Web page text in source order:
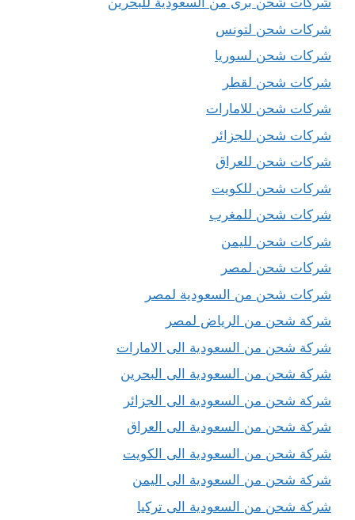
شركات شحن لتونس
شركات شحن لسوريا
شركات شحن لقطر
شركات شحن للامارات
شركات شحن للجزائر
شركات شحن للعراق
شركات شحن للكويت
شركات شحن للمغرب
شركات شحن لليمن
شركات شحن لمصر
شركات شحن من السعودية لمصر
شركة شحن من الرياض لمصر
شركة شحن من السعودية الى الامارات
شركة شحن من السعودية الى البحرين
شركة شحن من السعودية الى الجزائر
شركة شحن من السعودية الى العراق
شركة شحن من السعودية الى الكويت
شركة شحن من السعودية الى اليمن
شركة شحن من السعودية الى تركيا